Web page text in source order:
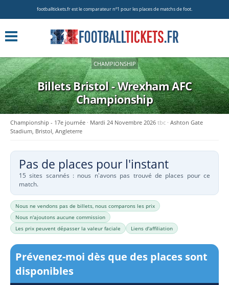
footballtickets.fr est le comparateur nº1 pour les places de matchs de foot.
CHAMPIONSHIP
Billets Bristol - Wrexham AFC
Championship
Championship - 17e journée Mardi 24 Novembre 2026 tbc
Ashton Gate
Stadium, Bristol, Angleterre
Pas de places pour l'instant
15 sites scannés : nous n'avons pas trouvé de places pour ce
match.
Nous ne vendons pas de billets, nous comparons les prix
Nous n'ajoutons aucune commission
Les prix peuvent dépasser la valeur faciale
Liens d'affiliation
Prévenez-moi dès que des places sont
disponibles